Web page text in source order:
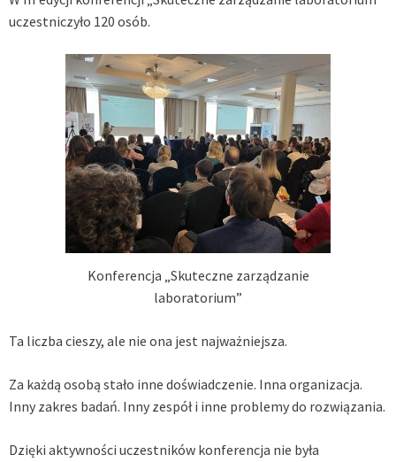
uczestniczyło 120 osób.
Konferencja „Skuteczne zarządzanie
laboratorium”
Ta liczba cieszy, ale nie ona jest najważniejsza.
Za każdą osobą stało inne doświadczenie. Inna organizacja.
Inny zakres badań. Inny zespół i inne problemy do rozwiązania.
Dzięki aktywności uczestników konferencja nie była